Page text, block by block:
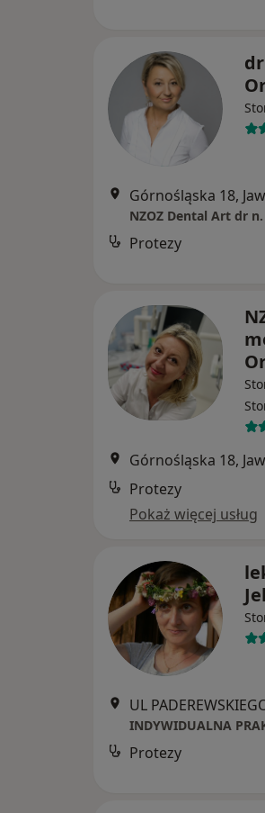
Górnośląska 18,
NZOZ Dental Art dr
Protezy
Górnośląska 18,
Protezy
Pokaż więcej usług
UL
Protezy